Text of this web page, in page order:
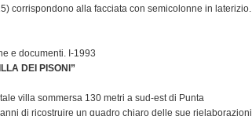
corrispondono alla facciata con semicolonne in laterizio.
e documenti. I-1993
DEI PISONI”
villa sommersa 130 metri a sud-est di Punta
di ricostruire un quadro chiaro delle sue rielaborazioni